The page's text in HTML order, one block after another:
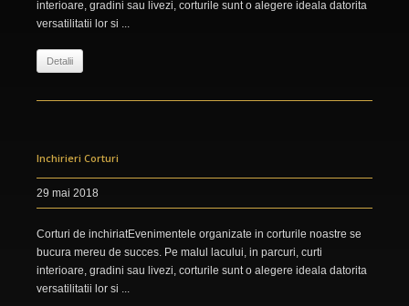
interioare, gradini sau livezi, corturile sunt o alegere ideala datorita
versatilitatii lor si ...
Detalii
Inchirieri Corturi
29 mai 2018
Corturi de inchiriatEvenimentele organizate in corturile noastre se
bucura mereu de succes. Pe malul lacului, in parcuri, curti
interioare, gradini sau livezi, corturile sunt o alegere ideala datorita
versatilitatii lor si ...